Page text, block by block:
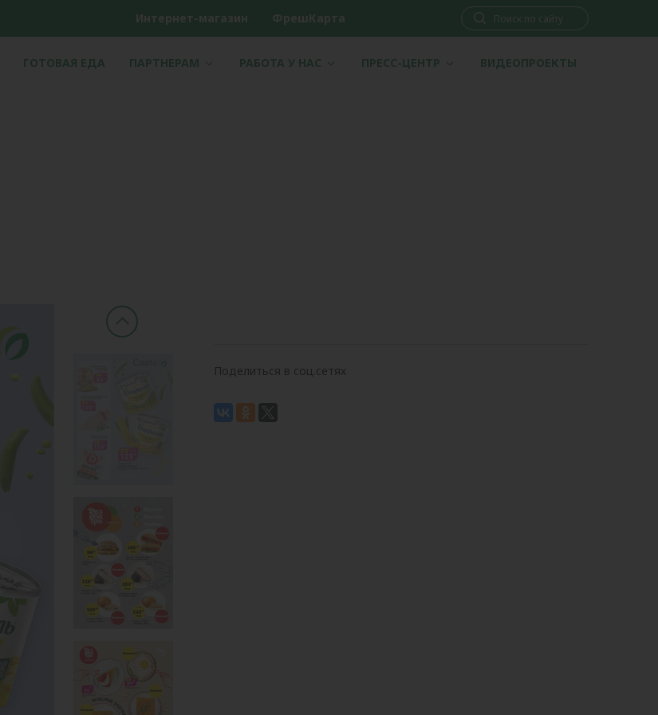
Интернет-магазин ФрешКарта
ГОТОВАЯ ЕДА ПАРТНЕРАМ РАБОТА У НАС ПРЕСС-ЦЕНТР ВИДЕОПРОЕКТЫ
Поделиться в соц.сетях